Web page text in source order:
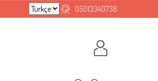
05013340738